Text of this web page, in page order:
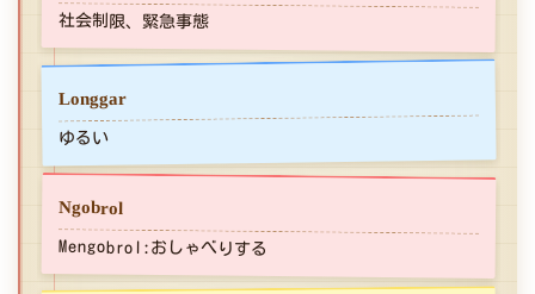
社会制限、緊急事態
Longgar
ゆるい
Ngobrol
Mengobrol:おしゃべりする